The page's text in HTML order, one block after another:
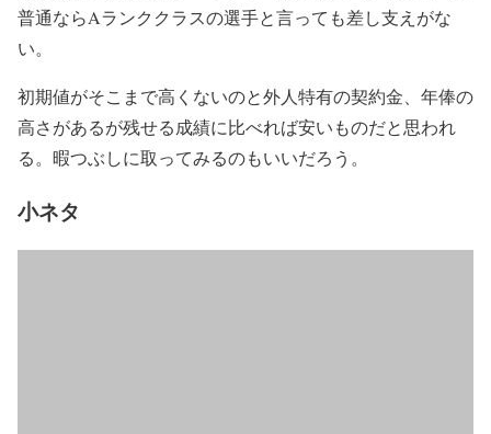
普通ならAランククラスの選手と言っても差し支えがな
い。
初期値がそこまで高くないのと外人特有の契約金、年俸の
高さがあるが残せる成績に比べれば安いものだと思われ
る。暇つぶしに取ってみるのもいいだろう。
小ネタ